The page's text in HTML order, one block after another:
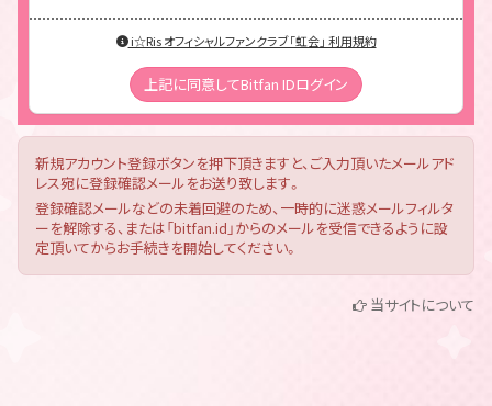
i☆Ris オフィシャルファンクラブ「虹会」 利用規約
上記に同意してBitfan IDログイン
新規アカウント登録ボタンを押下頂きますと、ご入力頂いたメールアド
レス宛に登録確認メールをお送り致します。
登録確認メールなどの未着回避のため、一時的に迷惑メールフィルタ
ーを解除する、または「bitfan.id」からのメールを受信できるように設
定頂いてからお手続きを開始してください。
当サイトについて